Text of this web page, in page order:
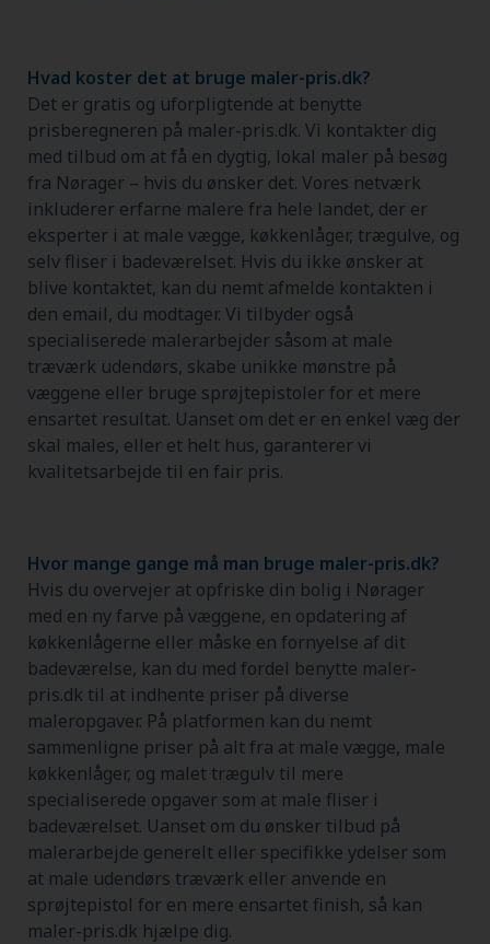
Hvad koster det at bruge maler-pris.dk?
Det er gratis og uforpligtende at benytte
prisberegneren på maler-pris.dk. Vi kontakter dig
med tilbud om at få en dygtig, lokal maler på besøg
fra Nørager – hvis du ønsker det. Vores netværk
inkluderer erfarne malere fra hele landet, der er
eksperter i at male vægge, køkkenlåger, trægulve, og
selv fliser i badeværelset. Hvis du ikke ønsker at
blive kontaktet, kan du nemt afmelde kontakten i
den email, du modtager. Vi tilbyder også
specialiserede malerarbejder såsom at male
træværk udendørs, skabe unikke mønstre på
væggene eller bruge sprøjtepistoler for et mere
ensartet resultat. Uanset om det er en enkel væg der
skal males, eller et helt hus, garanterer vi
kvalitetsarbejde til en fair pris.
Hvor mange gange må man bruge maler-pris.dk?
Hvis du overvejer at opfriske din bolig i Nørager
med en ny farve på væggene, en opdatering af
køkkenlågerne eller måske en fornyelse af dit
badeværelse, kan du med fordel benytte maler-
pris.dk til at indhente priser på diverse
maleropgaver. På platformen kan du nemt
sammenligne priser på alt fra at male vægge, male
køkkenlåger, og malet trægulv til mere
specialiserede opgaver som at male fliser i
badeværelset. Uanset om du ønsker tilbud på
malerarbejde generelt eller specifikke ydelser som
at male udendørs træværk eller anvende en
sprøjtepistol for en mere ensartet finish, så kan
maler-pris.dk hjælpe dig.